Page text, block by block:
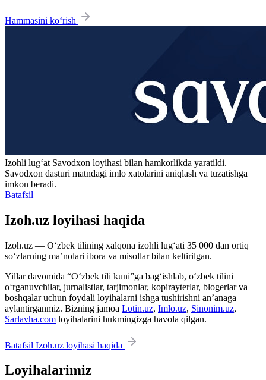
Hammasini ko‘rish
Izohli lugʻat Savodxon loyihasi bilan hamkorlikda yaratildi.
Savodxon dasturi matndagi imlo xatolarini aniqlash va tuzatishga
imkon beradi.
Batafsil
Izoh.uz loyihasi haqida
Izoh.uz — O‘zbek tilining xalqona izohli lug‘ati 35 000 dan ortiq
so‘zlarning ma’nolari ibora va misollar bilan keltirilgan.
Yillar davomida “O‘zbek tili kuni”ga bag‘ishlab, o‘zbek tilini
o‘rganuvchilar, jurnalistlar, tarjimonlar, kopirayterlar, blogerlar va
boshqalar uchun foydali loyihalarni ishga tushirishni an’anaga
aylantirganmiz. Bizning jamoa Lotin.uz, Imlo.uz, Sinonim.uz,
Sarlavha.com loyihalarini hukmingizga havola qilgan.
Batafsil Izoh.uz loyihasi haqida
Loyihalarimiz